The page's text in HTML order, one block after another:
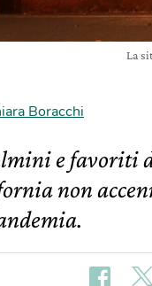
La
Boracchi
e favoriti
non